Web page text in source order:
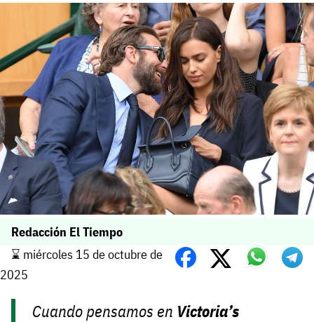
Redacción El Tiempo
⌛️ miércoles 15 de octubre de
2025
Cuando pensamos en Victoria’s